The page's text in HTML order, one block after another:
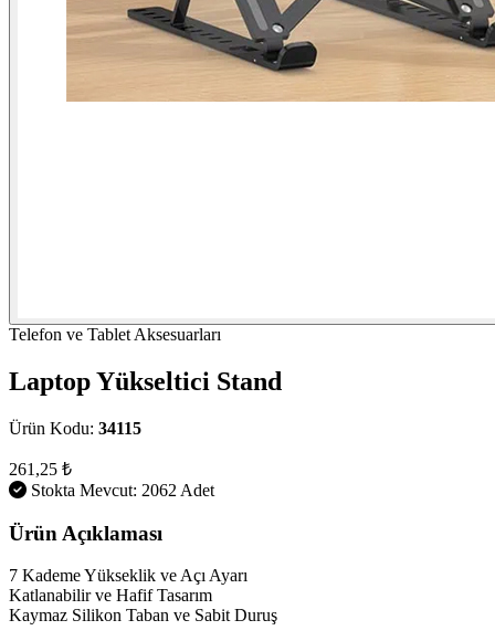
Telefon ve Tablet Aksesuarları
Laptop Yükseltici Stand
Ürün Kodu: 34115
261,25 ₺
Stokta Mevcut: 2062 Adet
Ürün Açıklaması
7 Kademe Yükseklik ve Açı Ayarı
Katlanabilir ve Hafif Tasarım
Kaymaz Silikon Taban ve Sabit Duruş